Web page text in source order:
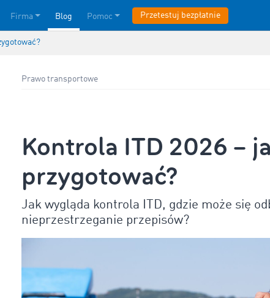
Firma Blog Pomoc Przetestuj bezpłatnie
Prawo transportowe
Kontrola ITD 2026 –
przygotować?
Jak wygląda kontrola ITD, gdzie może się
nieprzestrzeganie przepisów?